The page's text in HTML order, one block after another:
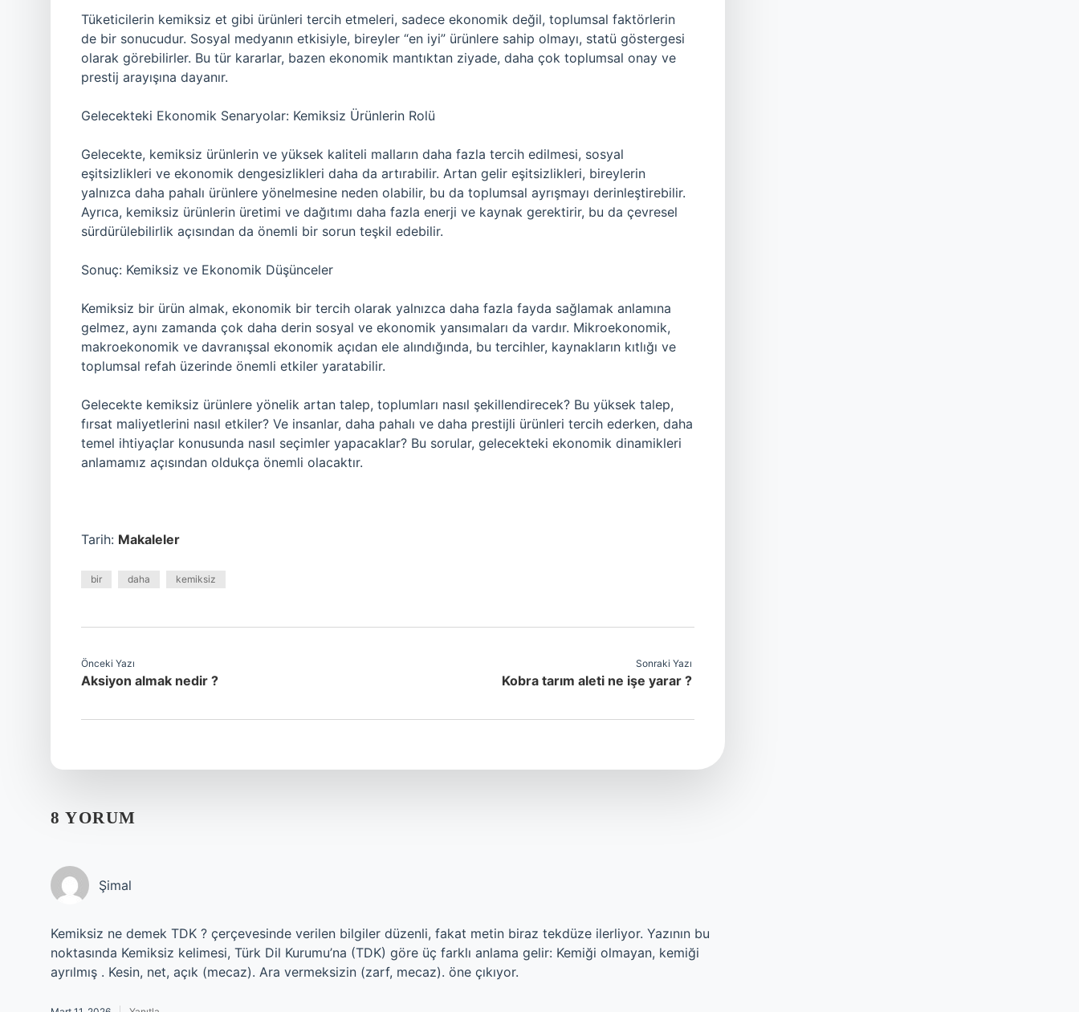
Tüketicilerin kemiksiz et gibi ürünleri tercih etmeleri, sadece ekonomik değil, toplumsal faktörlerin
de bir sonucudur. Sosyal medyanın etkisiyle, bireyler “en iyi” ürünlere sahip olmayı, statü göstergesi
olarak görebilirler. Bu tür kararlar, bazen ekonomik mantıktan ziyade, daha çok toplumsal onay ve
prestij arayışına dayanır.
Gelecekteki Ekonomik Senaryolar: Kemiksiz Ürünlerin Rolü
Gelecekte, kemiksiz ürünlerin ve yüksek kaliteli malların daha fazla tercih edilmesi, sosyal
eşitsizlikleri ve ekonomik dengesizlikleri daha da artırabilir. Artan gelir eşitsizlikleri, bireylerin
yalnızca daha pahalı ürünlere yönelmesine neden olabilir, bu da toplumsal ayrışmayı derinleştirebilir.
Ayrıca, kemiksiz ürünlerin üretimi ve dağıtımı daha fazla enerji ve kaynak gerektirir, bu da çevresel
sürdürülebilirlik açısından da önemli bir sorun teşkil edebilir.
Sonuç: Kemiksiz ve Ekonomik Düşünceler
Kemiksiz bir ürün almak, ekonomik bir tercih olarak yalnızca daha fazla fayda sağlamak anlamına
gelmez, aynı zamanda çok daha derin sosyal ve ekonomik yansımaları da vardır. Mikroekonomik,
makroekonomik ve davranışsal ekonomik açıdan ele alındığında, bu tercihler, kaynakların kıtlığı ve
toplumsal refah üzerinde önemli etkiler yaratabilir.
Gelecekte kemiksiz ürünlere yönelik artan talep, toplumları nasıl şekillendirecek? Bu yüksek talep,
fırsat maliyetlerini nasıl etkiler? Ve insanlar, daha pahalı ve daha prestijli ürünleri tercih ederken, daha
temel ihtiyaçlar konusunda nasıl seçimler yapacaklar? Bu sorular, gelecekteki ekonomik dinamikleri
anlamamız açısından oldukça önemli olacaktır.
Tarih: Makaleler
bir daha kemiksiz
Önceki Yazı
Aksiyon almak nedir ?
Sonraki Yazı
Kobra tarım aleti ne işe yarar ?
8 YORUM
Şimal
Kemiksiz ne demek TDK ? çerçevesinde verilen bilgiler düzenli, fakat metin biraz tekdüze ilerliyor. Yazının bu
noktasında Kemiksiz kelimesi, Türk Dil Kurumu’na (TDK) göre üç farklı anlama gelir: Kemiği olmayan, kemiği
ayrılmış . Kesin, net, açık (mecaz). Ara vermeksizin (zarf, mecaz). öne çıkıyor.